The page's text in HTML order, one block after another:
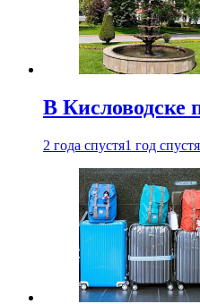
В Кисловодске
2 года спустя1 год спустя